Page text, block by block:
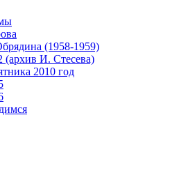
(1958-1959)
(архив И. Стесева)
2010 год